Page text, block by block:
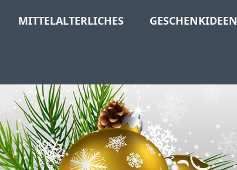
MITTELALTERLICHES GESCHENKIDEEN